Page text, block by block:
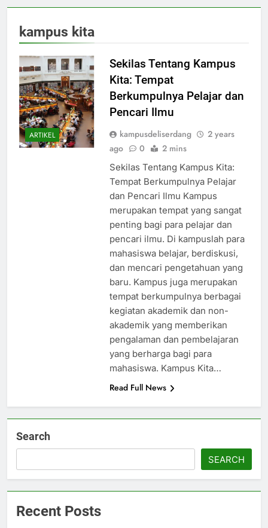
kampus kita
ARTIKEL
Sekilas Tentang Kampus
Kita: Tempat
Berkumpulnya Pelajar dan
Pencari Ilmu
kampusdeliserdang
2 years
ago
0 2 mins
Sekilas Tentang Kampus Kita:
Tempat Berkumpulnya Pelajar
dan Pencari Ilmu Kampus
merupakan tempat yang sangat
penting bagi para pelajar dan
pencari ilmu. Di kampuslah para
mahasiswa belajar, berdiskusi,
dan mencari pengetahuan yang
baru. Kampus juga merupakan
tempat berkumpulnya berbagai
kegiatan akademik dan non-
akademik yang memberikan
pengalaman dan pembelajaran
yang berharga bagi para
mahasiswa. Kampus Kita…
Read Full News
Search
SEARCH
Recent Posts